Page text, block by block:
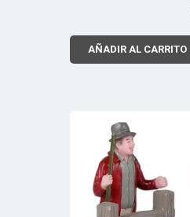
AÑADIR AL CARRITO